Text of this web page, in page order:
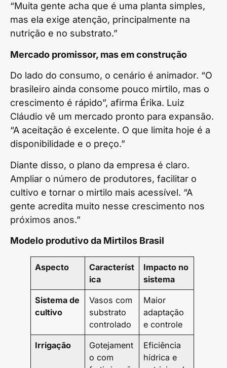
“Muita gente acha que é uma planta simples,
mas ela exige atenção, principalmente na
nutrição e no substrato.”
Mercado promissor, mas em construção
Do lado do consumo, o cenário é animador. “O
brasileiro ainda consome pouco mirtilo, mas o
crescimento é rápido”, afirma Érika. Luiz
Cláudio vê um mercado pronto para expansão.
“A aceitação é excelente. O que limita hoje é a
disponibilidade e o preço.”
Diante disso, o plano da empresa é claro.
Ampliar o número de produtores, facilitar o
cultivo e tornar o mirtilo mais acessível. “A
gente acredita muito nesse crescimento nos
próximos anos.”
Modelo produtivo da Mirtilos Brasil
Aspecto
Característ
ica
Impacto no
sistema
Sistema de
cultivo
Vasos com
substrato
controlado
Maior
adaptação
e controle
Irrigação
Gotejament
o com
Eficiência
hídrica e